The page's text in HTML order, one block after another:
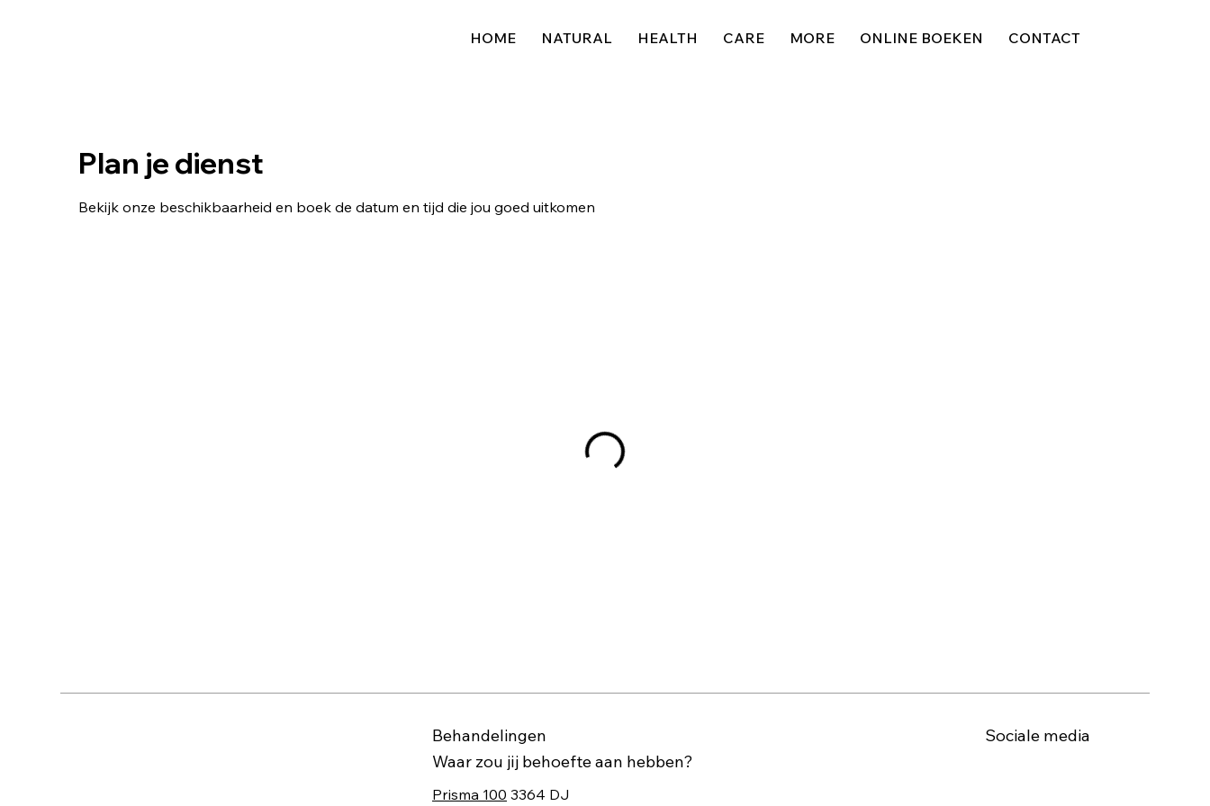
HOME NATURAL HEALTH CARE MORE ONLINE BOEKEN CONTACT
Plan je dienst
Bekijk onze beschikbaarheid en boek de datum en tijd die jou goed uitkomen
Behandelingen
Waar zou jij behoefte aan hebben?
Prisma 100 3364 DJ
Sociale media